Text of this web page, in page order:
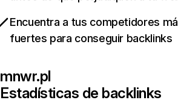
Encuentra a tus competidores
fuertes para conseguir backlinks
mnwr.pl
Estadísticas de backlinks